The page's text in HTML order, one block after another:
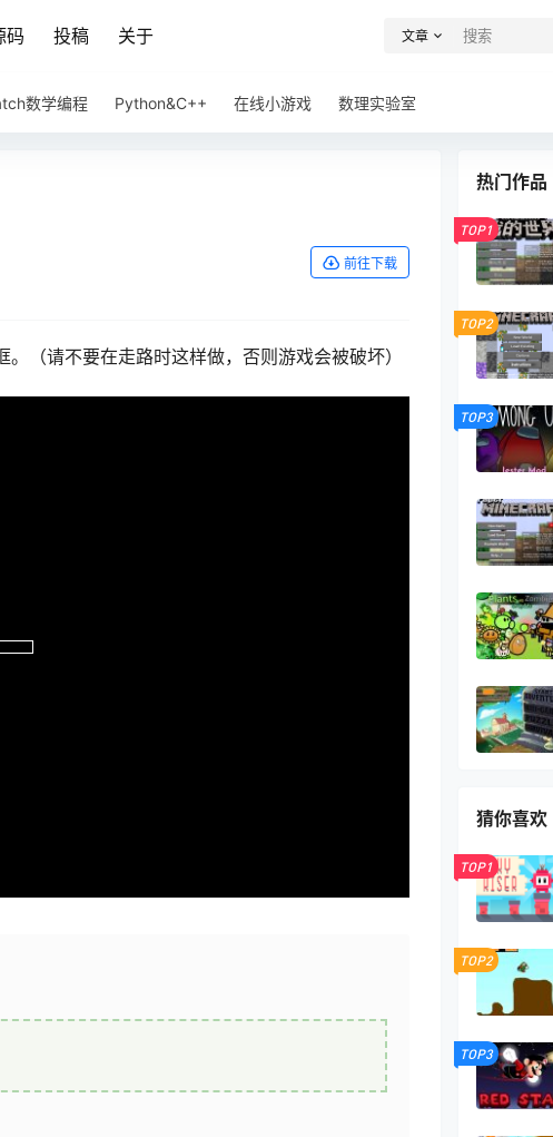
码 投稿 关于 文章
数学编程 Python&C++ 在线小游戏 数理实验室
前往下载
（请不要在走路时这样做，否则游戏会被破坏）
热门作品
TOP1
TOP2
TOP3
猜你喜欢
TOP1
TOP2
TOP3